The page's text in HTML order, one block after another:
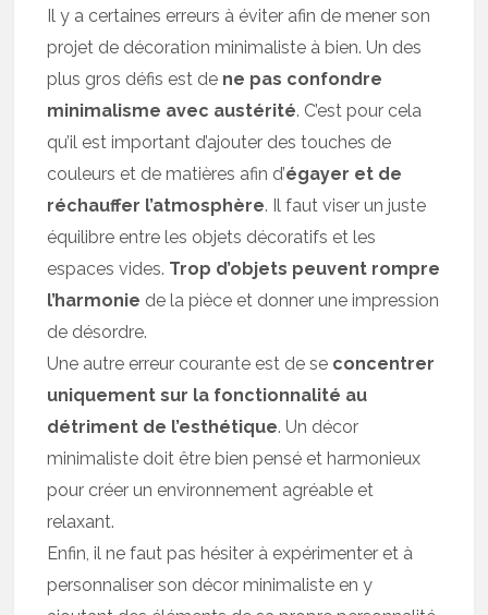
Il y a certaines erreurs à éviter afin de mener son
projet de décoration minimaliste à bien. Un des
plus gros défis est de ne pas confondre
minimalisme avec austérité. C’est pour cela
qu’il est important d’ajouter des touches de
couleurs et de matières afin d’égayer et de
réchauffer l’atmosphère. Il faut viser un juste
équilibre entre les objets décoratifs et les
espaces vides. Trop d’objets peuvent rompre
l’harmonie de la pièce et donner une impression
de désordre.
Une autre erreur courante est de se concentrer
uniquement sur la fonctionnalité au
détriment de l’esthétique. Un décor
minimaliste doit être bien pensé et harmonieux
pour créer un environnement agréable et
relaxant.
Enfin, il ne faut pas hésiter à expérimenter et à
personnaliser son décor minimaliste en y